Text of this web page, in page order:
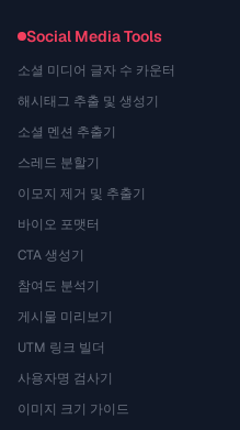
Social Media Tools
소셜 미디어 글자 수 카운터
해시태그 추출 및 생성기
소셜 멘션 추출기
스레드 분할기
이모지 제거 및 추출기
바이오 포맷터
CTA 생성기
참여도 분석기
게시물 미리보기
UTM 링크 빌더
사용자명 검사기
이미지 크기 가이드